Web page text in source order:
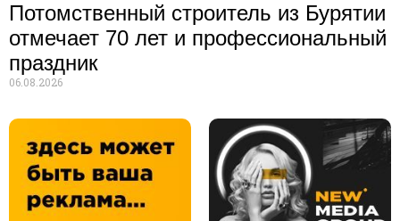
Потомственный строитель из Бурятии
отмечает 70 лет и профессиональный
праздник
06.08.2026